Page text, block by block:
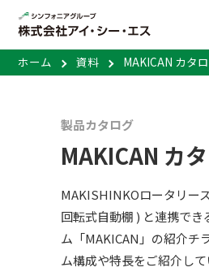
ホーム 資料 MAKICAN カタ
製品カタログ
MAKICAN カ
MAKISHINKOロータリー
回転式自動棚 ) と連携でき
ム「MAKICAN」の紹介チ
ム構成や特長をご紹介して